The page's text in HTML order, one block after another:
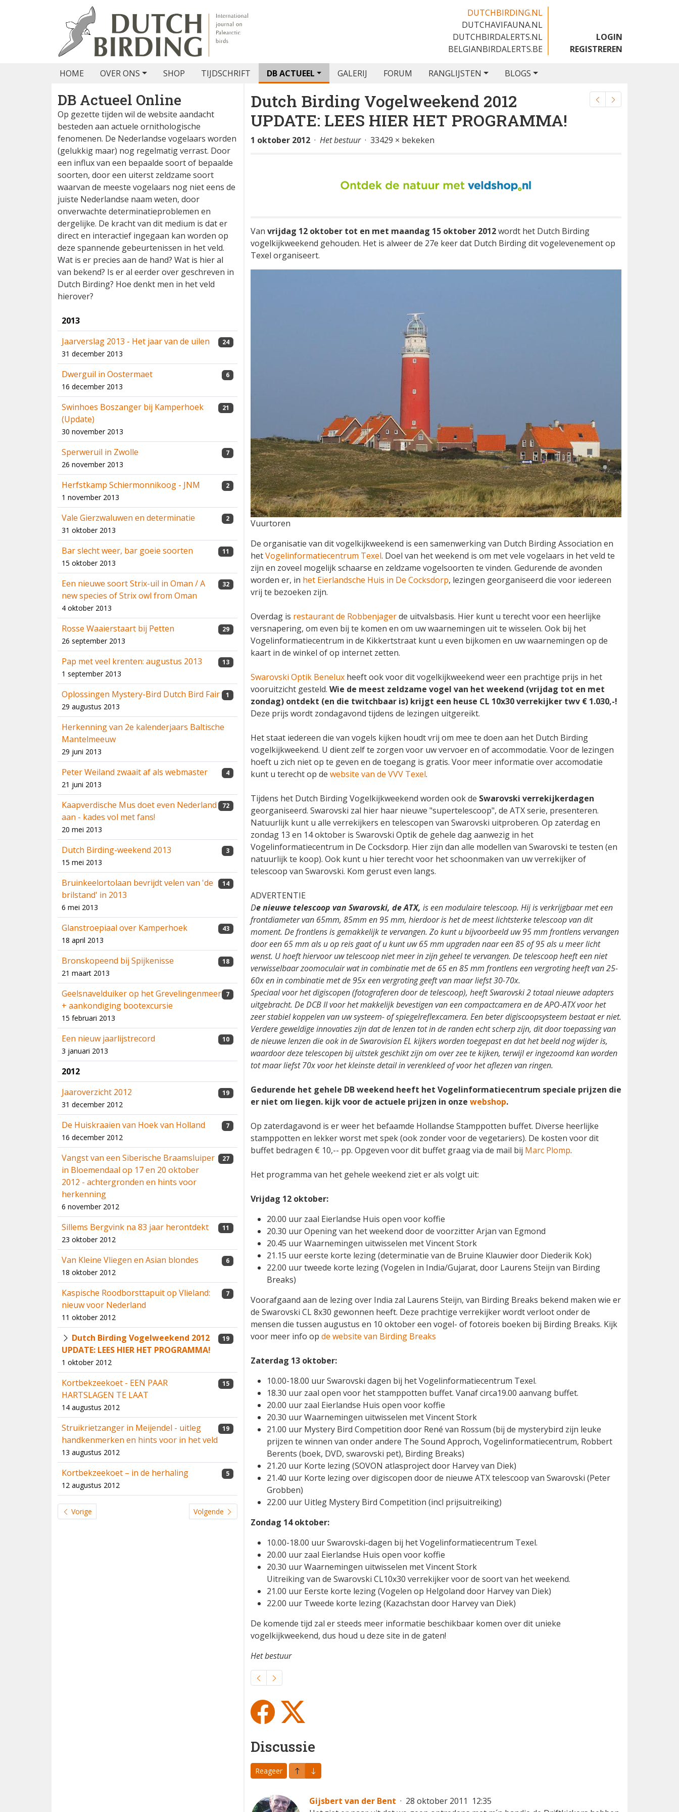
DUTCHBIRDING.NL
DUTCHAVIFAUNA.NL
DUTCHBIRDALERTS.NL
BELGIANBIRDALERTS.BE
LOGIN
REGISTREREN
HOME OVER ONS SHOP TIJDSCHRIFT DB ACTUEEL GALERIJ FORUM RANGLIJSTEN BLOGS
DB Actueel Online
Op gezette tijden wil de website aandacht
besteden aan actuele ornithologische
fenomenen. De Nederlandse vogelaars worden
(gelukkig maar) nog regelmatig verrast. Door
een influx van een bepaalde soort of bepaalde
soorten, door een uiterst zeldzame soort
waarvan de meeste vogelaars nog niet eens de
juiste Nederlandse naam weten, door
onverwachte determinatieproblemen en
dergelijke. De kracht van dit medium is dat er
direct en interactief ingegaan kan worden op
deze spannende gebeurtenissen in het veld.
Wat is er precies aan de hand? Wat is hier al
van bekend? Is er al eerder over geschreven in
Dutch Birding? Hoe denkt men in het veld
hierover?
2013
Jaarverslag 2013 - Het jaar van de uilen
31 december 2013
24
Dwerguil in Oostermaet
16 december 2013
6
Swinhoes Boszanger bij Kamperhoek
(Update)
30 november 2013
21
Sperweruil in Zwolle
26 november 2013
7
Herfstkamp Schiermonnikoog - JNM
1 november 2013
2
Vale Gierzwaluwen en determinatie
31 oktober 2013
2
Bar slecht weer, bar goeie soorten
15 oktober 2013
11
Een nieuwe soort Strix-uil in Oman / A
new species of Strix owl from Oman
4 oktober 2013
32
Rosse Waaierstaart bij Petten
26 september 2013
29
Pap met veel krenten: augustus 2013
1 september 2013
13
Oplossingen Mystery-Bird Dutch Bird Fair
29 augustus 2013
1
Herkenning van 2e kalenderjaars Baltische
Mantelmeeuw
29 juni 2013
Peter Weiland zwaait af als webmaster
21 juni 2013
4
Kaapverdische Mus doet even Nederland
aan - kades vol met fans!
20 mei 2013
72
Dutch Birding-weekend 2013
15 mei 2013
3
Bruinkeelortolaan bevrijdt velen van 'de
brilstand' in 2013
6 mei 2013
14
Glanstroepiaal over Kamperhoek
18 april 2013
43
Bronskopeend bij Spijkenisse
21 maart 2013
18
Geelsnavelduiker op het Grevelingenmeer
+ aankondiging bootexcursie
15 februari 2013
7
Een nieuw jaarlijstrecord
3 januari 2013
10
2012
Jaaroverzicht 2012
31 december 2012
19
De Huiskraaien van Hoek van Holland
16 december 2012
7
Vangst van een Siberische Braamsluiper
in Bloemendaal op 17 en 20 oktober
2012 - achtergronden en hints voor
herkenning
6 november 2012
27
Sillems Bergvink na 83 jaar herontdekt
23 oktober 2012
11
Van Kleine Vliegen en Asian blondes
18 oktober 2012
6
Kaspische Roodborsttapuit op Vlieland:
nieuw voor Nederland
11 oktober 2012
7
Dutch Birding Vogelweekend 2012
UPDATE: LEES HIER HET PROGRAMMA!
1 oktober 2012
19
Kortbekzeekoet - EEN PAAR
HARTSLAGEN TE LAAT
14 augustus 2012
15
Struikrietzanger in Meijendel - uitleg
handkenmerken en hints voor in het veld
13 augustus 2012
19
Kortbekzeekoet – in de herhaling
12 augustus 2012
5
Vorige Volgende
Dutch Birding Vogelweekend 2012
UPDATE: LEES HIER HET PROGRAMMA!
1 oktober 2012 · Het bestuur· 33429 × bekeken
Van vrijdag 12 oktober tot en met maandag 15 oktober 2012wordt het Dutch Birding
vogelkijkweekend gehouden. Het is alweer de 27e keer dat Dutch Birding dit vogelevenement op
Texel organiseert.
Vuurtoren
De organisatie van dit vogelkijkweekend is een samenwerking van Dutch Birding Association en
hetVogelinformatiecentrum Texel. Doel van het weekend is om met vele vogelaars in het veld te
zijn en zoveel mogelijk schaarse en zeldzame vogelsoorten te vinden. Gedurende de avonden
worden er, in het Eierlandsche Huis in De Cocksdorp, lezingen georganiseerd die voor iedereen
vrij te bezoeken zijn.
Overdag is restaurant de Robbenjagerde uitvalsbasis. Hier kunt u terecht voor een heerlijke
versnapering, om even bij te komen en om uw waarnemingen uit te wisselen. Ook bij het
Vogelinformatiecentrum in de Kikkertstraat kunt u even bijkomen en uw waarnemingen op de
kaart in de winkel of op internet zetten.
Swarovski Optik Benelux heeft ook voor dit vogelkijkweekend weer een prachtige prijs in het
vooruitzicht gesteld. Wie de meest zeldzame vogel van het weekend (vrijdag tot en met
zondag) ontdekt (en die twitchbaar is) krijgt een heuse CL 10x30 verrekijker twv € 1.030,-!
Deze prijs wordt zondagavond tijdens de lezingen uitgereikt.
Het staat iedereen die van vogels kijken houdt vrij om mee te doen aan het Dutch Birding
vogelkijkweekend. U dient zelf te zorgen voor uw vervoer en of accommodatie. Voor de lezingen
hoeft u zich niet op te geven en de toegang is gratis. Voor meer informatie over accomodatie
kunt u terecht op de website van de VVV Texel.
Tijdens het Dutch Birding Vogelkijkweekend worden ook de Swarovski verrekijkerdagen
georganiseerd. Swarovski zal hier haar nieuwe "supertelescoop", de ATX serie, presenteren.
Natuurlijk kunt u alle verrekijkers en telescopen van Swarovski uitproberen. Op zaterdag en
zondag 13 en 14 oktober is Swarovski Optik de gehele dag aanwezig in het
Vogelinformatiecentrum in De Cocksdorp. Hier zijn dan alle modellen van Swarovski te testen (en
natuurlijk te koop). Ook kunt u hier terecht voor het schoonmaken van uw verrekijker of
telescoop van Swarovski. Kom gerust even langs.
ADVERTENTIE
De nieuwe telescoop van Swarovski, de ATX, is een modulaire telescoop. Hij is verkrijgbaar met een
frontdiameter van 65mm, 85mm en 95 mm, hierdoor is het de meest lichtsterke telescoop van dit
moment. De frontlens is gemakkelijk te vervangen. Zo kunt u bijvoorbeeld uw 95 mm frontlens vervangen
door een 65 mm als u op reis gaat of u kunt uw 65 mm upgraden naar een 85 of 95 als u meer licht
wenst. U hoeft hiervoor uw telescoop niet meer in zijn geheel te vervangen. De telescoop heeft een niet
verwisselbaar zoomoculair wat in combinatie met de 65 en 85 mm frontlens een vergroting heeft van 25-
60x en in combinatie met de 95x een vergroting geeft van maar liefst 30-70x.
Speciaal voor het digiscopen (fotograferen door de telescoop), heeft Swarovski 2 totaal nieuwe adapters
uitgebracht. De DCB II voor het makkelijk bevestigen van een compactcamera en de APO-ATX voor het
zeer stabiel koppelen van uw systeem- of spiegelreflexcamera. Een beter digiscoopsysteem bestaat er niet.
Verdere geweldige innovaties zijn dat de lenzen tot in de randen echt scherp zijn, dit door toepassing van
de nieuwe lenzen die ook in de Swarovision EL kijkers worden toegepast en dat het beeld nog wijder is,
waardoor deze telescopen bij uitstek geschikt zijn om over zee te kijken, terwijl er ingezoomd kan worden
tot maar liefst 70x voor het kleinste detail in verenkleed of voor het aflezen van ringen.
Gedurende het gehele DB weekend heeft het Vogelinformatiecentrum speciale prijzen die
er niet om liegen. kijk voor de actuele prijzen in onze webshop.
Op zaterdagavond is er weer het befaamde Hollandse Stamppotten buffet. Diverse heerlijke
stamppotten en lekker worst met spek (ook zonder voor de vegetariers). De kosten voor dit
buffet bedragen € 10,-- pp. Opgeven voor dit buffet graag via de mail bij Marc Plomp.
Het programma van het gehele weekend ziet er als volgt uit:
Vrijdag 12 oktober:
20.00 uur zaal Eierlandse Huis open voor koffie
20.30 uur Opening van het weekend door de voorzitter Arjan van Egmond
20.45 uur Waarnemingen uitwisselen met Vincent Stork
21.15 uur eerste korte lezing (determinatie van de Bruine Klauwier door Diederik Kok)
22.00 uur tweede korte lezing (Vogelen in India/Gujarat, door Laurens Steijn van Birding
Breaks)
Voorafgaand aan de lezing over India zal Laurens Steijn, van Birding Breaks bekend maken wie er
de Swarovski CL 8x30 gewonnen heeft. Deze prachtige verrekijker wordt verloot onder de
mensen die tussen augustus en 10 oktober een vogel- of fotoreis boeken bij Birding Breaks. Kijk
voor meer info op de website van Birding Breaks
Zaterdag 13 oktober:
10.00-18.00 uur Swarovski dagen bij het Vogelinformatiecentrum Texel.
18.30 uur zaal open voor het stamppotten buffet. Vanaf circa19.00 aanvang buffet.
20.00 uur zaal Eierlandse Huis open voor koffie
20.30 uur Waarnemingen uitwisselen met Vincent Stork
21.00 uur Mystery Bird Competition door René van Rossum (bij de mysterybird zijn leuke
prijzen te winnen van onder andere The Sound Approch, Vogelinformatiecentrum, Robbert
Berents (boek, DVD, swarovski pet), Birding Breaks)
21.20 uur Korte lezing (SOVON atlasproject door Harvey van Diek)
21.40 uur Korte lezing over digiscopen door de nieuwe ATX telescoop van Swarovski (Peter
Grobben)
22.00 uur Uitleg Mystery Bird Competition (incl prijsuitreiking)
Zondag 14 oktober:
10.00-18.00 uur Swarovski-dagen bij het Vogelinformatiecentrum Texel.
20.00 uur zaal Eierlandse Huis open voor koffie
20.30 uur Waarnemingen uitwisselen met Vincent Stork
Uitreiking van de Swarovski CL10x30 verrekijker voor de soort van het weekend.
21.00 uur Eerste korte lezing (Vogelen op Helgoland door Harvey van Diek)
22.00 uur Tweede korte lezing (Kazachstan door Harvey van Diek)
De komende tijd zal er steeds meer informatie beschikbaar komen over dit unieke
vogelkijkweekend, dus houd u deze site in de gaten!
Het bestuur
Discussie
Reageer
Gijsbert van der Bent · 28 oktober 2011 12:35